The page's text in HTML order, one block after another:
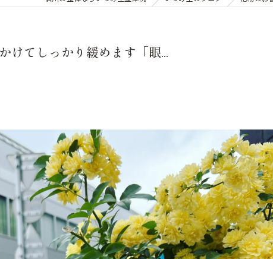
けてしっかり緩めます「眼...